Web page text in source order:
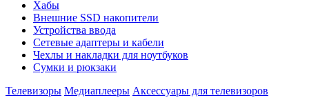
Хабы
Внешние SSD накопители
Устройства ввода
Сетевые адаптеры и кабели
Чехлы и накладки для ноутбуков
Сумки и рюкзаки
Телевизоры Медиаплееры Аксессуары для телевизоров